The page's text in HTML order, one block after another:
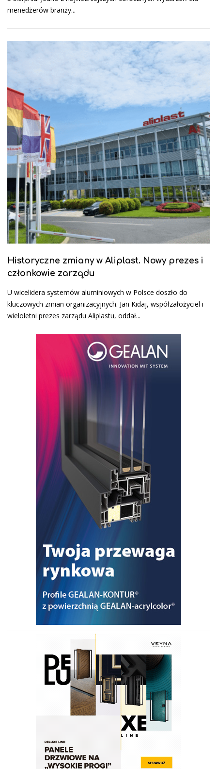
menedżerów branży...
Historyczne zmiany w Aliplast. Nowy prezes i
członkowie zarządu
U wicelidera systemów aluminiowych w Polsce doszło do
kluczowych zmian organizacyjnych. Jan Kidaj, współzałożyciel i
wieloletni prezes zarządu Aliplastu, oddał...